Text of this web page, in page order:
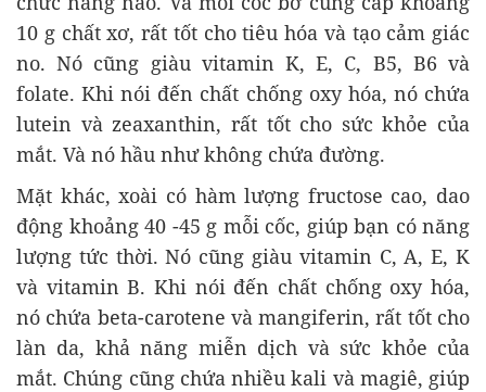
10 g chất xơ, rất tốt cho tiêu hóa và tạo cảm giác
no. Nó cũng giàu vitamin K, E, C, B5, B6 và
folate. Khi nói đến chất chống oxy hóa, nó chứa
lutein và zeaxanthin, rất tốt cho sức khỏe của
mắt. Và nó hầu như không chứa đường.
Mặt khác, xoài có hàm lượng fructose cao, dao
động khoảng 40 -45 g mỗi cốc, giúp bạn có năng
lượng tức thời. Nó cũng giàu vitamin C, A, E, K
và vitamin B. Khi nói đến chất chống oxy hóa,
nó chứa beta-carotene và mangiferin, rất tốt cho
làn da, khả năng miễn dịch và sức khỏe của
mắt. Chúng cũng chứa nhiều kali và magiê, giúp